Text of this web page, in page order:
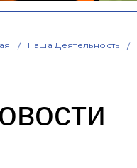
Наша Деятельность